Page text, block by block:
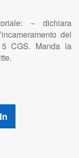
− dichiara
del
CGS. Manda la